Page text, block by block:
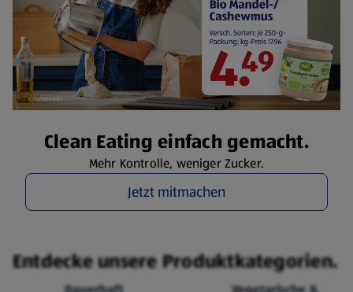
Clean Eating einfach gemacht.
Mehr Kontrolle, weniger Zucker.
Jetzt mitmachen
Entdecke unsere Produktkategorien.